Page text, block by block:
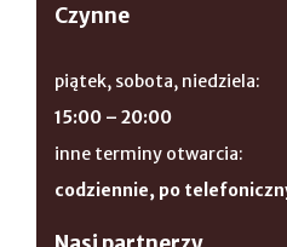
Czynne
piątek, sobota, niedziela:
15:00 – 20:00
inne terminy otwarcia:
codziennie, po